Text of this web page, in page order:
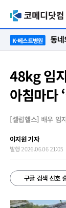
K-베스트병원
48kg 임
아침마다
[셀럽헬스] 배우 임
이지원 기자
발행 2026.06.06 21:05
구글 검색 선호